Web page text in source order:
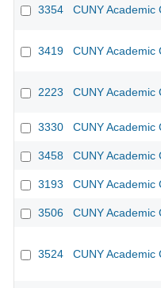
3354 CUNY Academic
3419 CUNY Academic
2223 CUNY Academic
3330 CUNY Academic
3458 CUNY Academic
3193 CUNY Academic
3506 CUNY Academic
3524 CUNY Academic